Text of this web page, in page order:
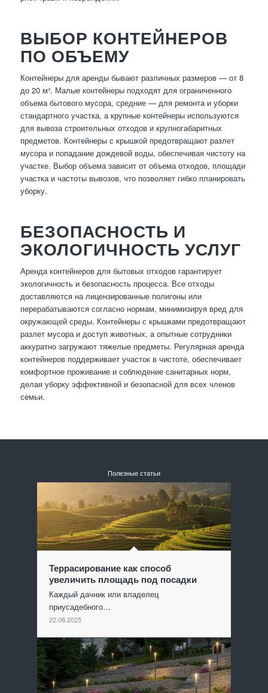
ВЫБОР КОНТЕЙНЕРОВ
ПО ОБЪЕМУ
Контейнеры для аренды бывают различных размеров — от 8
до 20 м³. Малые контейнеры подходят для ограниченного
объема бытового мусора, средние — для ремонта и уборки
стандартного участка, а крупные контейнеры используются
для вывоза строительных отходов и крупногабаритных
предметов. Контейнеры с крышкой предотвращают разлет
мусора и попадание дождевой воды, обеспечивая чистоту на
участке. Выбор объема зависит от объема отходов, площади
участка и частоты вывозов, что позволяет гибко планировать
уборку.
БЕЗОПАСНОСТЬ И
ЭКОЛОГИЧНОСТЬ УСЛУГ
Аренда контейнеров для бытовых отходов гарантирует
экологичность и безопасность процесса. Все отходы
доставляются на лицензированные полигоны или
перерабатываются согласно нормам, минимизируя вред для
окружающей среды. Контейнеры с крышками предотвращают
разлет мусора и доступ животных, а опытные сотрудники
аккуратно загружают тяжелые предметы. Регулярная аренда
контейнеров поддерживает участок в чистоте, обеспечивает
комфортное проживание и соблюдение санитарных норм,
делая уборку эффективной и безопасной для всех членов
семьи.
Полезные статьи
Террасирование как способ
увеличить площадь под посадки
Каждый дачник или владелец
приусадебного…
22.08.2025